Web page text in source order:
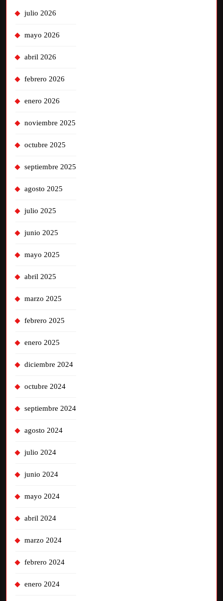
julio 2026
mayo 2026
abril 2026
febrero 2026
enero 2026
noviembre 2025
octubre 2025
septiembre 2025
agosto 2025
julio 2025
junio 2025
mayo 2025
abril 2025
marzo 2025
febrero 2025
enero 2025
diciembre 2024
octubre 2024
septiembre 2024
agosto 2024
julio 2024
junio 2024
mayo 2024
abril 2024
marzo 2024
febrero 2024
enero 2024